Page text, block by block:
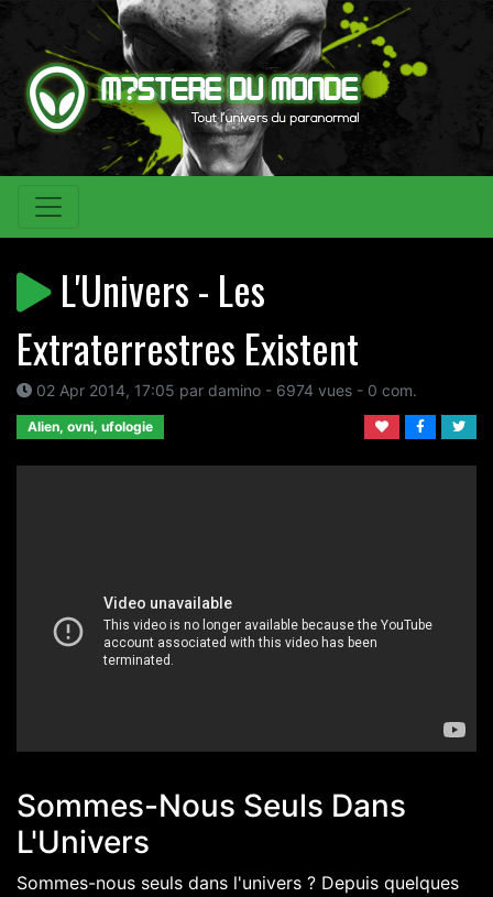
L'Univers - Les
Extraterrestres Existent
02 Apr 2014, 17:05 par damino - 6974 vues - 0 com.
Alien, ovni, ufologie
Sommes-Nous Seuls Dans
L'Univers
Sommes-nous seuls dans l'univers ? Depuis quelques